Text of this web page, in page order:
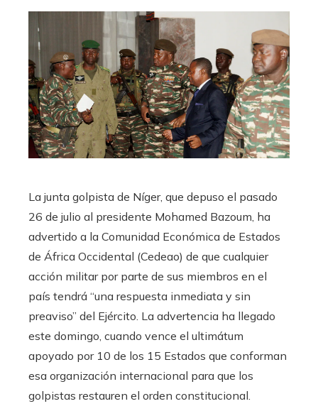
La junta golpista de Níger, que depuso el pasado
26 de julio al presidente Mohamed Bazoum, ha
advertido a la Comunidad Económica de Estados
de África Occidental (Cedeao) de que cualquier
acción militar por parte de sus miembros en el
país tendrá “una respuesta inmediata y sin
preaviso” del Ejército. La advertencia ha llegado
este domingo, cuando vence el ultimátum
apoyado por 10 de los 15 Estados que conforman
esa organización internacional para que los
golpistas restauren el orden constitucional.